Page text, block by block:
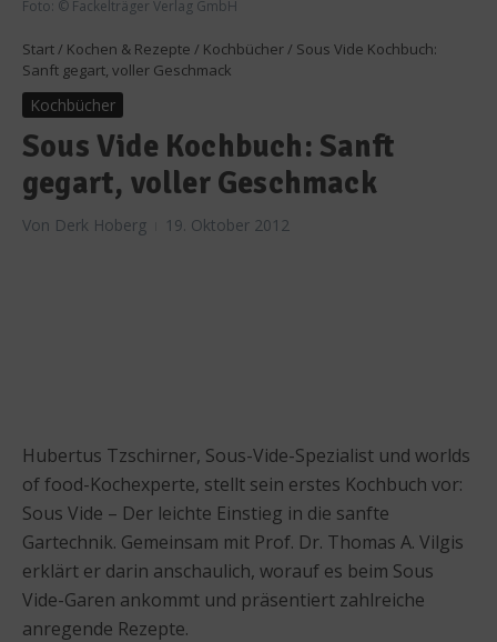
Foto: © Fackelträger Verlag GmbH
Start / Kochen & Rezepte / Kochbücher / Sous Vide Kochbuch:
Sanft gegart, voller Geschmack
Kochbücher
Sous Vide Kochbuch: Sanft
gegart, voller Geschmack
Von Derk Hoberg 19. Oktober 2012
Hubertus Tzschirner, Sous-Vide-Spezialist und worlds
of food-Kochexperte, stellt sein erstes Kochbuch vor:
Sous Vide – Der leichte Einstieg in die sanfte
Gartechnik. Gemeinsam mit Prof. Dr. Thomas A. Vilgis
erklärt er darin anschaulich, worauf es beim Sous
Vide-Garen ankommt und präsentiert zahlreiche
anregende Rezepte.